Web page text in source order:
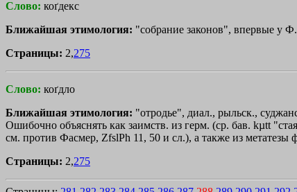
Слово: коґдекс
Ближайшая этимология: "собрание законов", впервые у
Страницы: 2,275
Слово: коґдло
Ближайшая этимология: "отродье", диал., рыльск.,
Ошибочно объяснять как заимств. из герм. (ср. бав. kµtt
см. против Фасмер, ZfslPh 11, 50 и сл.), а также из
Страницы: 2,275